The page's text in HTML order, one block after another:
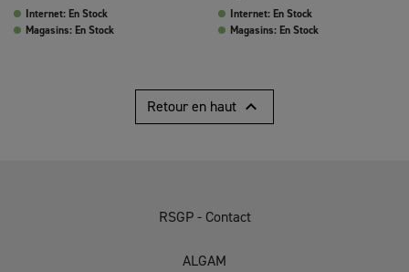
Internet: En Stock
Magasins: En Stock
Internet: En Stock
Magasins: En Stock
Retour en haut 
RSGP - Contact
ALGAM